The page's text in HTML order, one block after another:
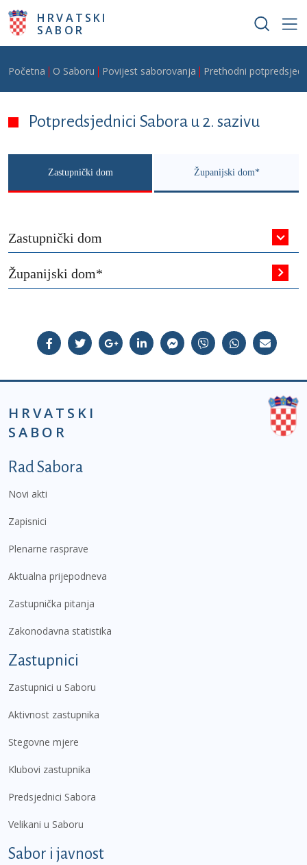
Skoči na glavni sadržaj
HRVATSKI
SABOR
Breadcrumb
Početna O Saboru Povijest saborovanja Prethodni
Potpredsjednici Sabora u 2. sazivu
Zastupnički dom Županijski dom*
Zastupnički dom
Županijski dom*
HRVATSKI
SABOR
Podnožje prvi izbornik
Rad Sabora
Novi akti
Zapisnici
Plenarne rasprave
Aktualna prijepodneva
Zastupnička pitanja
Zakonodavna statistika
Zastupnici
Zastupnici u Saboru
Aktivnost zastupnika
Stegovne mjere
Klubovi zastupnika
Predsjednici Sabora
Velikani u Saboru
Sabor i javnost